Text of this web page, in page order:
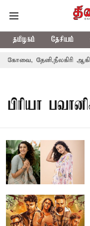
தமிழகம் தேசியம்
கோவை, தேனி,நீலகிரி
பிரியா